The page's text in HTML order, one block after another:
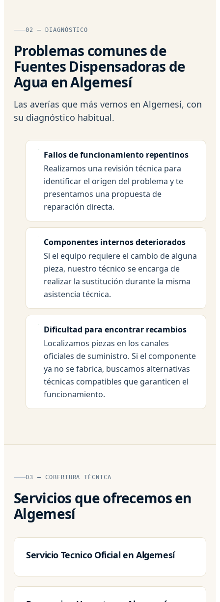
02 — DIAGNÓSTICO
Problemas comunes de
Fuentes Dispensadoras de
Agua en Algemesí
Las averías que más vemos en Algemesí, con
su diagnóstico habitual.
Fallos de funcionamiento repentinos
Realizamos una revisión técnica para
identificar el origen del problema y te
presentamos una propuesta de
reparación directa.
Componentes internos deteriorados
Si el equipo requiere el cambio de alguna
pieza, nuestro técnico se encarga de
realizar la sustitución durante la misma
asistencia técnica.
Dificultad para encontrar recambios
Localizamos piezas en los canales
oficiales de suministro. Si el componente
ya no se fabrica, buscamos alternativas
técnicas compatibles que garanticen el
funcionamiento.
03 — COBERTURA TÉCNICA
Servicios que ofrecemos en
Algemesí
Servicio Tecnico Oficial en Algemesí